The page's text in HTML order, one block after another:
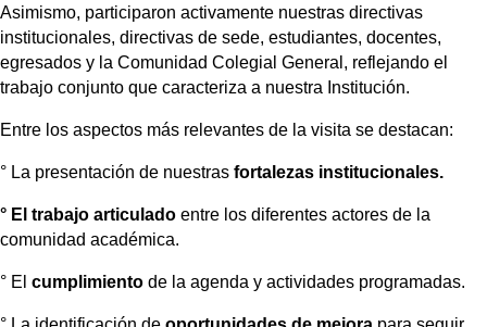
Asimismo, participaron activamente nuestras directivas
institucionales, directivas de sede, estudiantes, docentes,
egresados y la Comunidad Colegial General, reflejando el
trabajo conjunto que caracteriza a nuestra Institución.
Entre los aspectos más relevantes de la visita se destacan:
° La presentación de nuestras fortalezas institucionales.
° El trabajo articulado entre los diferentes actores de la
comunidad académica.
° El cumplimiento de la agenda y actividades programadas.